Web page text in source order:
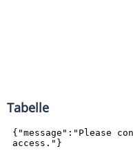
Tabelle